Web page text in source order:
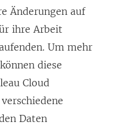
Änderungen auf
ihre Arbeit
Um mehr
diese
Cloud
Daten